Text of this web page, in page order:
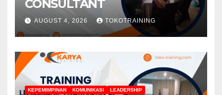
CONSULTANT
AUGUST 4, 2026 TOKOTRAINING
KEPEMIMPINAN KOMUNIKASI LEADERSHIP